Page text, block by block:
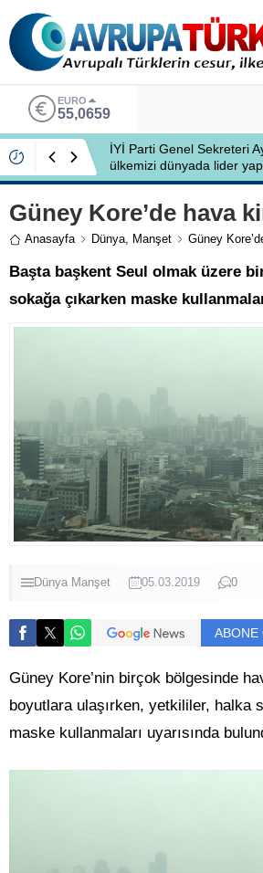
ALTIN
6.521,17
İYİ Partili Ayfer Yılmaz,
gündemi değerlendirdi
Güney Kore’de hava
Anasayfa Dünya, Manşet Güney
Başta başkent Seul olmak üzere
sokağa çıkarken maske
Dünya Manşet 05.03.2019 0
ABONE
Güney Kore’nin birçok bölgesinde
boyutlara ulaşırken, yetkililer, halka
maske kullanmaları uyarısında